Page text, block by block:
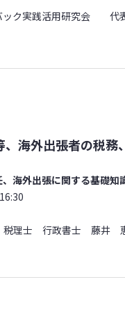
ック実践活用研究会 代
、海外出張者の税
海外出張に関する基礎知
税理士 行政書士 藤井